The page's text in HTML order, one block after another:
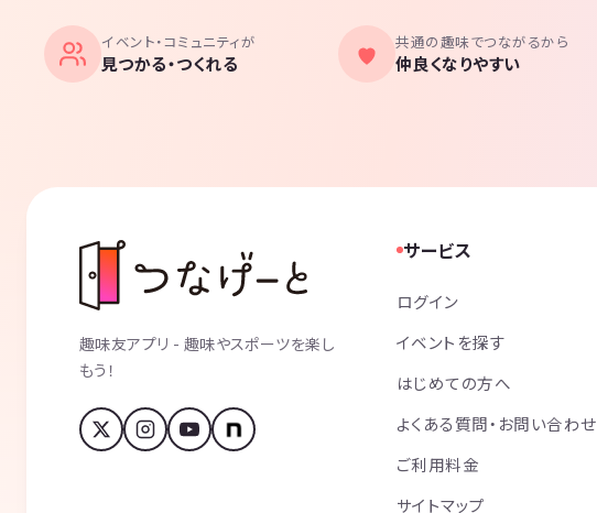
イベント・コミュニティが
見つかる・つくれる
共通の趣味でつながるから
仲良くなりやすい
趣味友アプリ - 趣味やスポーツを楽し
もう！
サービス
ログイン
イベントを探す
はじめての方へ
よくある質問・お問い合わせ
ご利用料金
サイトマップ